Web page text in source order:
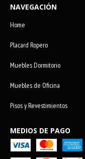
NAVEGACIÓN
Home
Placard Ropero
Muebles Dormitorio
Muebles de Oficina
Pisos y Revestimientos
MEDIOS DE PAGO